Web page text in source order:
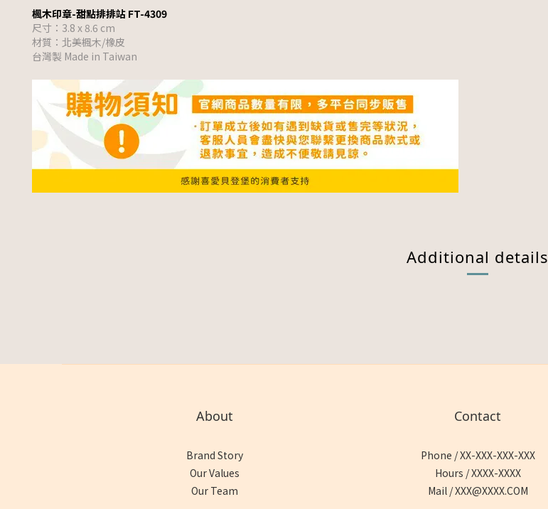
楓木印章-甜點排排站 FT-4309
尺寸：3.8 x 8.6 cm
材質：北美楓木/橡皮
台灣製 Made in Taiwan
Additional details
About
Brand Story
Our Values
Our Team
Contact
Phone / XX-XXX-XXX-XXX
Hours / XXXX-XXXX
Mail / XXX@XXXX.COM